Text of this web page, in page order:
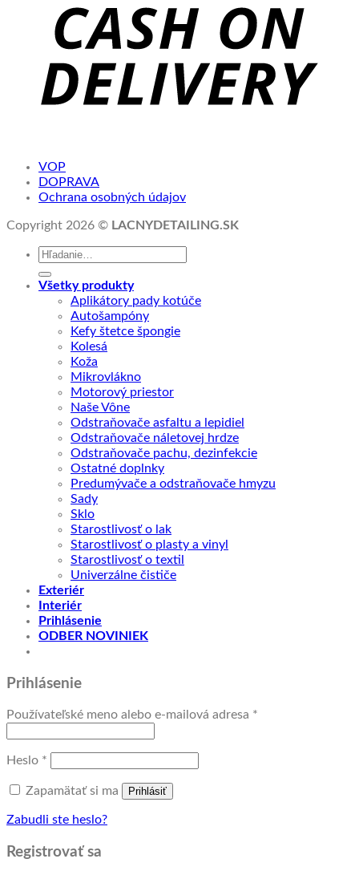
VOP
DOPRAVA
Ochrana osobných údajov
Copyright 2026 © LACNYDETAILING.SK
Hľadať:
Všetky produkty
Aplikátory pady kotúče
Autošampóny
Kefy štetce špongie
Kolesá
Koža
Mikrovlákno
Motorový priestor
Naše Vône
Odstraňovače asfaltu a lepidiel
Odstraňovače náletovej hrdze
Odstraňovače pachu, dezinfekcie
Ostatné doplnky
Predumývače a odstraňovače hmyzu
Sady
Sklo
Starostlivosť o lak
Starostlivosť o plasty a vinyl
Starostlivosť o textil
Univerzálne čističe
Exteriér
Interiér
Prihlásenie
ODBER NOVINIEK
Prihlásenie
Používateľské meno alebo e-mailová adresa *
Heslo *
Zapamätať si ma Prihlásiť
Zabudli ste heslo?
Registrovať sa